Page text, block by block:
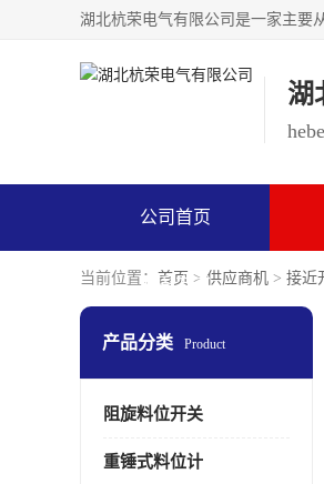
湖
公司首页
联系方式
当前位置： 首页 > 供应商机 > 接近
产品分类 Product
阻旋料位开关
重锤式料位计